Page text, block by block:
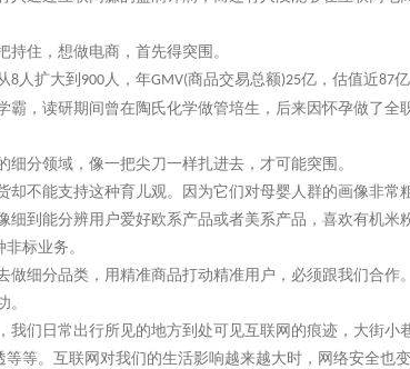
住，想做电商，首先得突围。
8人扩大到 900人，年GMV(商品交易总额)25亿，估值近87亿
，读研期间曾在陶氏化学做管培生，后来因怀孕做了全
分领域，像一把尖刀一样扎进去，才可能突围。
不能支持这种育儿观。因为它们对母婴人群的画像非常
到能分辨用户爱好欧系产品或者美系产品，喜欢有机米
标业务。
细分品类，用精准商品打动精准用户，必须跟我们合作。
。
们日常出行所见的地方到处可见互联网的痕迹，大街小
等。互联网对我们的生活影响越来越大时，网络安全也变